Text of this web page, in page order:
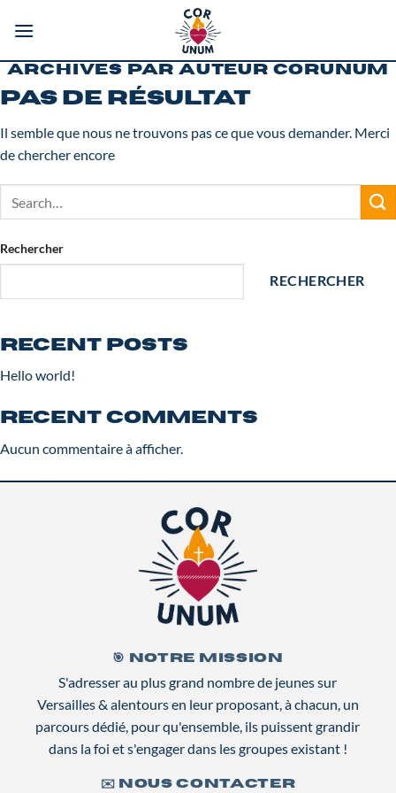
ARCHIVES PAR AUTEUR CORUNUM
Pas de résultat
Il semble que nous ne trouvons pas ce que vous demander. Merci
de chercher encore
Rechercher
RECHERCHER
Recent Posts
Hello world!
Recent Comments
Aucun commentaire à afficher.
🎯 NOTRE MISSION
S'adresser au plus grand nombre de jeunes sur
Versailles & alentours en leur proposant, à chacun, un
parcours dédié, pour qu'ensemble, ils puissent grandir
dans la foi et s'engager dans les groupes existant !
✉️ NOUS CONTACTER